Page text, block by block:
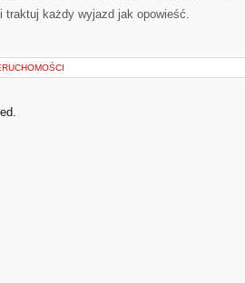
traktuj każdy wyjazd jak opowieść.